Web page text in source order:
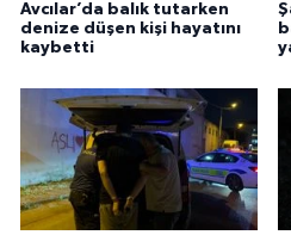
Avcılar’da balık tutarken
denize düşen kişi hayatını
kaybetti